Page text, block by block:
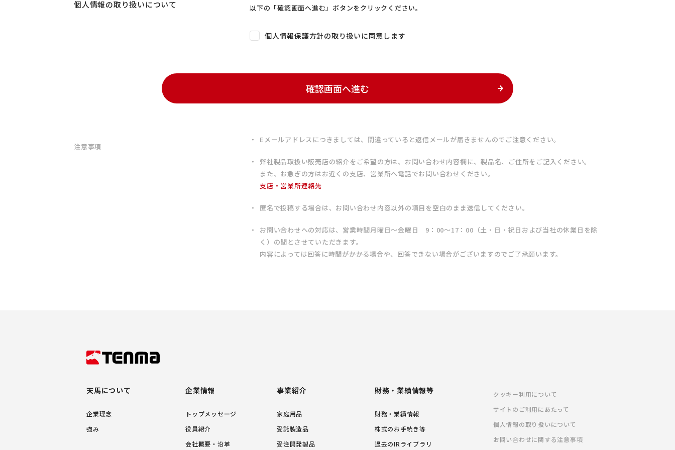
個人情報の取り扱いについて
以下の「確認画面へ進む」ボタンをクリックください。
個人情報保護方針の取り扱いに同意します
確認画面へ進む
注意事項
Eメールアドレスにつきましては、間違っていると返信メールが届きませんのでご注意ください。
弊社製品取扱い販売店の紹介をご希望の方は、お問い合わせ内容欄に、製品名、ご住所をご記入ください。
また、お急ぎの方はお近くの支店、営業所へ電話でお問い合わせください。
支店・営業所連絡先
匿名で投稿する場合は、お問い合わせ内容以外の項目を空白のまま送信してください。
お問い合わせへの対応は、営業時間月曜日～金曜日 9：00～17：00（土・日・祝日および当社の休業日を除
く）の間とさせていただきます。
内容によっては回答に時間がかかる場合や、回答できない場合がございますのでご了承願います。
天馬について
企業理念
強み
企業情報
トップメッセージ
役員紹介
会社概要・沿革
事業紹介
家庭用品
受託製造品
受注開発製品
財務・業績情報等
財務・業績情報
株式のお手続き等
過去のIRライブラリ
クッキー利用について
サイトのご利用にあたって
個人情報の取り扱いについて
お問い合わせに関する注意事項